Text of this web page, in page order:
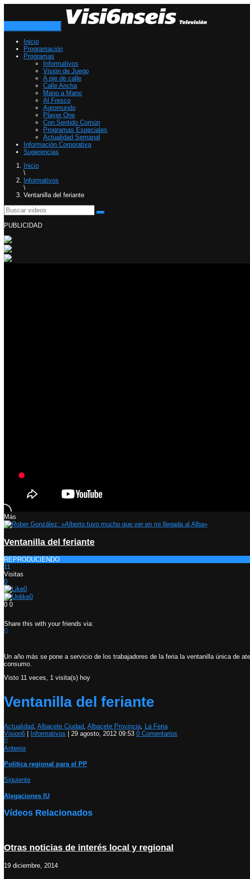
Inicio
Programación
Programas
Informativos
Visión de Juego
A pie de calle
Calle Ancha
Mano a Mano
Al Fresco
Agromundo
Player One
Con Sentido Común
Programas Especiales
Actualidad Semanal
Información Corporativa
Sugerencias
Inicio
\
Informativos
\
Ventanilla del feriante
PUBLICIDAD
Más
Ventanilla del feriante
REPRODUCIENDO
11
Visitas
0
0
0
0 0
Share this with your friends via:
Un año más se pone a servicio de los trabajadores de la feria la ventanilla única de
consumo.
Visto 11 veces, 1 visita(s) hoy
Ventanilla del feriante
Actualidad Albacete Ciudad Albacete Provincia
La Feria
Vision6
Informativos 29 agosto, 2012 09:53 0 Comentarios
Anterior
Politica regional para el PP
Siguiente
Alegaciones IU
Vídeos Relacionados
Otras noticias de interés local y regional
19 diciembre, 2014